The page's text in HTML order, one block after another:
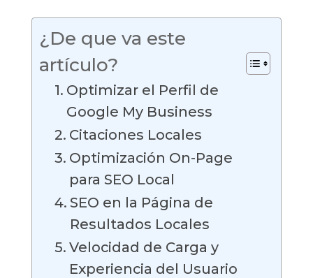
¿De que va este
artículo?
Optimizar el Perfil de
Google My Business
Citaciones Locales
Optimización On-Page
para SEO Local
SEO en la Página de
Resultados Locales
Velocidad de Carga y
Experiencia del Usuario